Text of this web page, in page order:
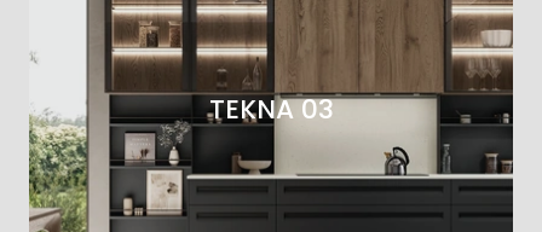
TEKNA 03